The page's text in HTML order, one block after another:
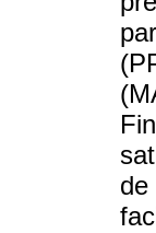
de